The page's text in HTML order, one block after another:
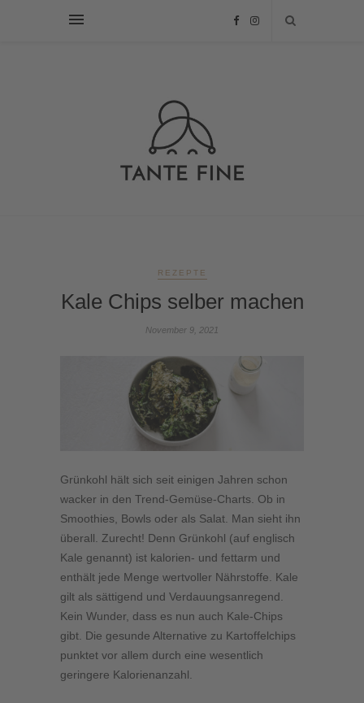
REZEPTE
Kale Chips selber machen
November 9, 2021
Grünkohl hält sich seit einigen Jahren schon
wacker in den Trend-Gemüse-Charts. Ob in
Smoothies, Bowls oder als Salat. Man sieht ihn
überall. Zurecht! Denn Grünkohl (auf englisch
Kale genannt) ist kalorien- und fettarm und
enthält jede Menge wertvoller Nährstoffe. Kale
gilt als sättigend und Verdauungsanregend.
Kein Wunder, dass es nun auch Kale-Chips
gibt. Die gesunde Alternative zu Kartoffelchips
punktet vor allem durch eine wesentlich
geringere Kalorienanzahl.